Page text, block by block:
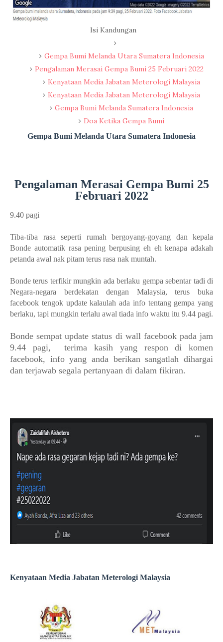
Isi Kandungan
Gempa Bumi Melanda Utara Sumatera Indonesia
Pengalaman Merasai Gempa Bumi 25 Februari 2022
Kenyataan Media Jabatan Meterologi Malaysia
Kenyataan Media Jabatan Meterologi Malaysia
Gempa Bumi Melanda Sumatera Indonesia
Doa Ketika Gempa Bumi
Gempa Bumi Melanda Utara Sumatera Indonesia
Pengalaman Merasai Gempa Bumi 25
Februari 2022
9.40 pagi
Tiba-tiba rasa seperti rumah bergoyang-goyang dan kepala
Bonde automatik rasa pening berpusing eh eh kenapa adakah
petanda awal nak pitam terus rasa nak muntah.
Bonde terus terfikir mungkin ada berlaku gempa sebentar tadi di
Negara-negara berdekatan dengan Malaysia, terus buka
facebook tengok update kalaulah ada info tentang gempa yang
berlaku, tapi mungkin terlalu awal tiada info waktu itu 9.44 pagi.
Bonde sempat update status di wall facebook pada jam
9.44 pagi, terima kasih yang respon di komen
facebook, info yang anda berikan sangatlah dihargai
dan terjawab segala pertanyaan di dalam fikiran.
Kenyataan Media Jabatan Meterologi Malaysia